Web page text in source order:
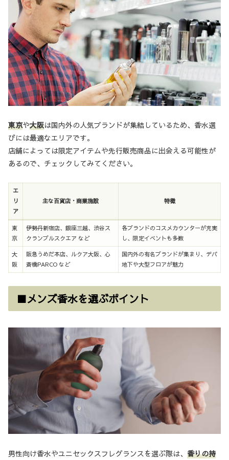
東京や大阪は国内外の人気ブランドが集結しているため、香水選
びには最適なエリアです。
店舗によっては限定アイテムや先行販売商品に出会える可能性が
あるので、チェックしてみてください。
エ
リ
ア
主な百貨店・商業施設 特徴
東
京
伊勢丹新宿店、銀座三越、渋谷ス
クランブルスクエア など
各ブランドのコスメカウンターが充実
し、限定イベントも多数
大
阪
阪急うめだ本店、ルクア大阪、心
斎橋PARCO など
国内外の有名ブランドが集まり、デパ
地下や大型フロアが魅力
■メンズ香水を選ぶポイント
男性向け香水やユニセックスフレグランスを選ぶ際は、 香りの持